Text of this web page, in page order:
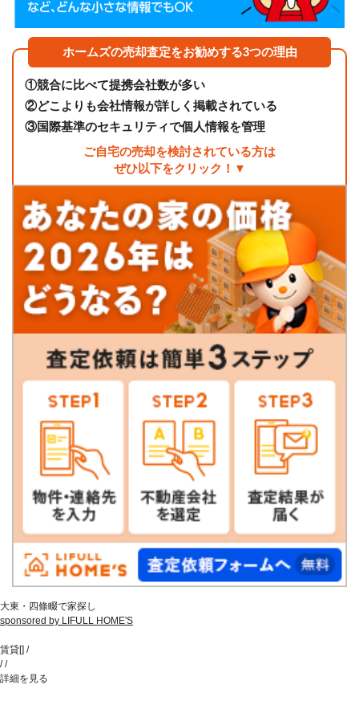
ホームズの売却査定をお勧めする3つの理由
①競合に比べて提携会社数が多い
②どこよりも会社情報が詳しく掲載されている
③国際基準のセキュリティで個人情報を管理
ご自宅の売却を検討されている方は
ぜひ以下をクリック！▼
大東・四條畷で家探し
sponsored by LIFULL HOME'S
賃貸[] /
//
詳細を見る